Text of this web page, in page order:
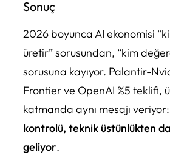
Sonuç
2026 boyunca AI ekonomisi
üretir” sorusundan, “kim
sorusuna kayıyor. Palantir-
Frontier ve OpenAI %5 teklifi,
katmanda aynı mesajı veriyor:
kontrolü, teknik üstünlükten
geliyor.